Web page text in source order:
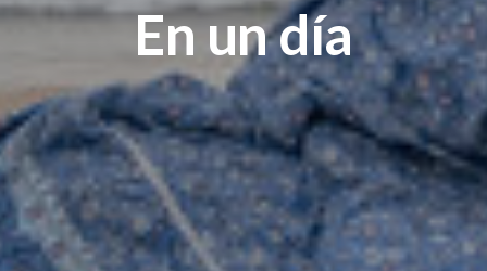
En un día